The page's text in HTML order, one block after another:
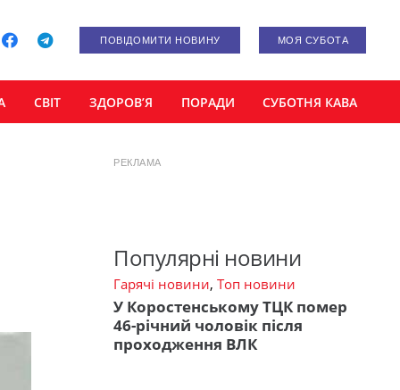
ПОВІДОМИТИ НОВИНУ МОЯ СУБОТА
СВІТ ЗДОРОВ’Я ПОРАДИ СУБОТНЯ КАВА
РЕКЛАМА
Популярні новини
Гарячі новини, Топ новини
У Коростенському ТЦК помер
46-річний чоловік після
проходження ВЛК